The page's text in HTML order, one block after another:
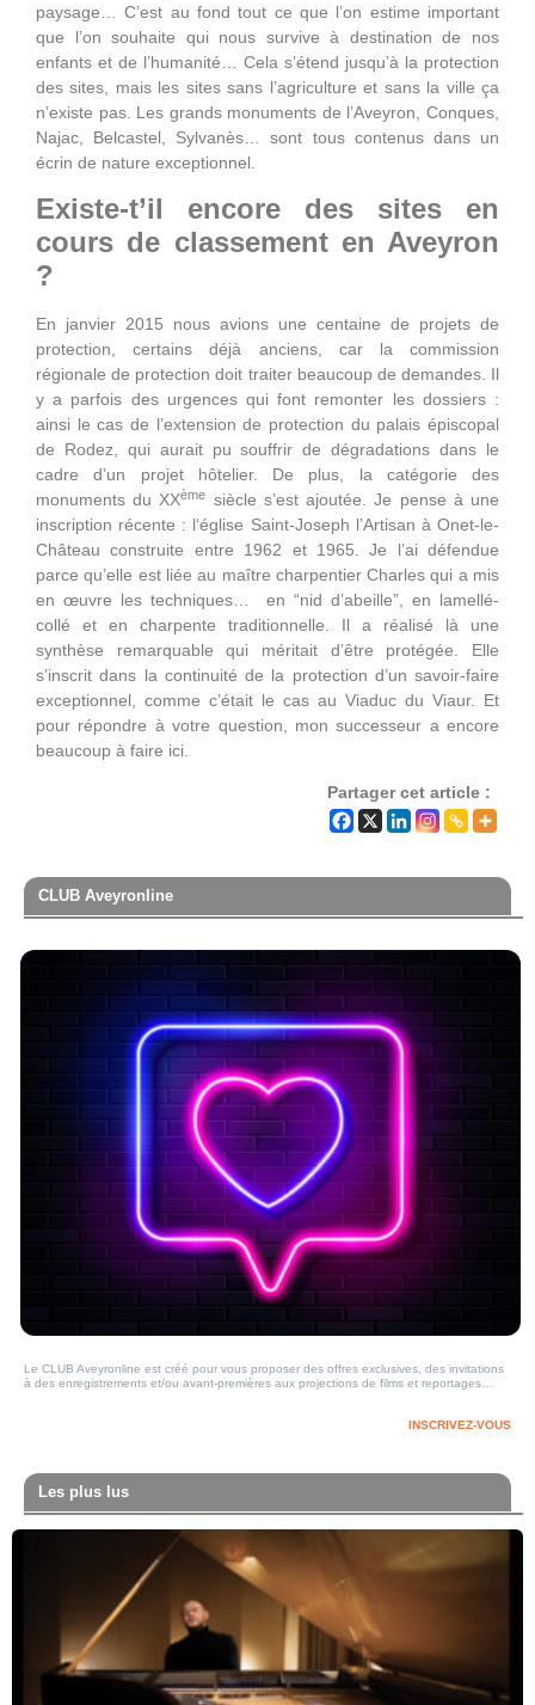
paysage… C’est au fond tout ce que l’on estime important
que l’on souhaite qui nous survive à destination de nos
enfants et de l’humanité… Cela s’étend jusqu’à la protection
des sites, mais les sites sans l’agriculture et sans la ville ça
n’existe pas. Les grands monuments de l’Aveyron, Conques,
Najac, Belcastel, Sylvanès… sont tous contenus dans un
écrin de nature exceptionnel.
Existe-t’il encore des sites en
cours de classement en Aveyron
?
En janvier 2015 nous avions une centaine de projets de
protection, certains déjà anciens, car la commission
régionale de protection doit traiter beaucoup de demandes. Il
y a parfois des urgences qui font remonter les dossiers :
ainsi le cas de l’extension de protection du palais épiscopal
de Rodez, qui aurait pu souffrir de dégradations dans le
cadre d’un projet hôtelier. De plus, la catégorie des
monuments du XXème siècle s’est ajoutée. Je pense à une
inscription récente : l‘église Saint-Joseph l’Artisan à Onet-le-
Château construite entre 1962 et 1965. Je l’ai défendue
parce qu’elle est liée au maître charpentier Charles qui a mis
en œuvre les techniques… en “nid d’abeille”, en lamellé-
collé et en charpente traditionnelle. Il a réalisé là une
synthèse remarquable qui méritait d’être protégée. Elle
s’inscrit dans la continuité de la protection d’un savoir-faire
exceptionnel, comme c’était le cas au Viaduc du Viaur. Et
pour répondre à votre question, mon successeur a encore
beaucoup à faire ici.
Partager cet article :
CLUB Aveyronline
Le CLUB Aveyronline est créé pour vous proposer des offres exclusives, des invitations
à des enregistrements et/ou avant-premières aux projections de films et reportages…
INSCRIVEZ-VOUS
Les plus lus